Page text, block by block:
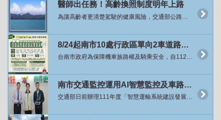
醫師出任務！高齡換照制度明年上路
8/24起南市10處行政區單向2車道路段開放機車行駛內側車道及不強制二段式左轉
台南市政府為保障機車族路權及騎乘安全，自112年10月起針對單向2車道路型內側仍禁行機車道路展開專案檢討，迄今已將16條路段原有禁行機慢車標字刨除並移除兩段式左轉牌面，讓機車可以騎乘內側車道並依需求選擇左轉方式，經分析開放路段的交通事故並未明顯增加，且用路人普遍反映良好，為利道路行車管制的一致性及用路人易於辨識，針對目前已開放的10處行政區(原六區加永康區、仁德區、歸仁區與關廟區)內所有單向兩車道路段，自8月24日起將一次性全面開放，同時也保留原機車二段式左轉待轉區。 交通局局長王銘德指出，從去年10月起逐步推動開放單向2車道機車行駛內側車道及取消強制機車二段式左轉的試辦計畫，已實施的16條路段總長32.4公里共計384個路口，因開放路段長度與路口已達一定數量，各種路段型態、路口管制方式、特殊路口等均已有涵蓋，且經過相關成效評估，整體而言單向2車道路型內側車道開放機車騎乘、路口直接左轉並未明顯增加道路行車風險。 局長王銘德表示，市長黃偉哲在道安會報指示該專案檢討如評估無增加交通安全疑慮時應加速、擴大來做開放，交通局檢討已開放的10處行政區目前剩36條道路尚未開放，將自8月24日起全面開放，交通局將提前兩周派工移除36條路段上的強制機車兩段式左轉標誌，並增設相關指示牌面，從24日凌晨開始機車即可行駛上述道路內側車道，並於路口選擇於內側車道直接左轉或於外側車道進行二段式左轉，禁行機慢車標字預計113年底前完成刨除，標字未完全刨除前警察局亦將配合在開放路段不舉發違規行駛禁行機慢車道。 局長王銘德表示，檢討本市其它行政區尚有15區共27條路段仍屬單向2車道路型且內側禁行機車、管制路口應二段式左轉，考量路段分散且交通特性(如整體車流量、運具使用年齡等)與都會區略有差異，將再持續與地方溝通後續推動辦理方式。 交通管制科科長方川和表示，上述10行政區內除市府主管道路外尚有公路局及工業園區權管道路，永康區台20線的中山南、北路公路局新化工務段刻正辦理路面更新及標線重繪，將併入本次36條路段內同步於8月24日起開放，另工業園區道路權管單位原則上同意配合市府政策，惟涉及工程經費等因素無法配合於8月24日同步開放，交通局將再與各路權單位溝通後續推動時程，因此交通局特別提醒用路人行經台南產業園區(科工區)、新吉工業區、永康科技工業園區、安平工業區等4處園區內道路仍應遵循道路上實際交通設施之管制方式來騎乘與左轉彎。 各工業園區權管道路範圍內屬單向2車道路段： 台南產業園區(科工區)：科技五路、工業二路、工業五路、工業六路。 新吉工業區：新吉一路、新吉二路、新吉三路、新吉五路、新吉六路、安新一路、安新二路、安新三路、安新五路、安新六路。 永康科技工業園區：永科環路、永科東路、永科五路。 安平工業區：新平路、新樂路、新信路。
南市交通監控運用AI智慧監控及車路聯網應用系統成果獲肯定 榮獲「智慧運輸系統建設發展計畫」評鑑佳作及2023雲端物聯網創新獎「優良應用獎」雙獎
交通部日前辦理111年度「智慧運輸系統建設發展計畫」評鑑，市府交通局辦理「111年度AI影像辨識之智慧交通管理系統」獲頒評鑑佳作；又台灣雲端物聯網產業協會之2023雲端物聯網創新獎，交通局辦理「臺南市緊急車輛優先號誌計畫」亦獲得「優良應用獎」之肯定。今（2）日在市政會議上由局長王銘德獻雙獎，市長黃偉哲讚揚交通局團隊創新傑出的表現，勉勵交通局持續運用智慧科技管理交通政策，以打造舒適的交通環境。 市長黃偉哲表示，為提供市民出行的便利，降低因道路壅塞帶來的不適，並提升緊急救護的效率，交通局在112年於安定交流道周邊市道178線、大灣交流道周邊小東路與復興路路段施行AI智慧車流辨識及號誌管理策略，完成智慧動態號誌系統建置；並於成大醫院至奇美醫院間路段、安南醫院周邊建置緊急車輛優先號誌，讓救護車優先安全通過路口。交通局積極以創新智慧科技來管理交通問題，期藉由科技方法改善道路壅塞問題，提升道路服務水準，增進救援效率。 交通局局長王銘德表示，為提升本市交通智慧管理效率，交通局導入AI影像辨識技術應用於交通管理，透過設置智慧動態號誌系統，即時判讀壅塞路段與方向，自動調整交通號誌時制，112年度於安定、大灣交流道周邊建置後，平均可節省用路人5%~9%的旅行時間；交通局更建置了國內最大的車輛優先號誌系統，建置了31處緊急車輛優先號誌路口，透過路口及車上設備間感應觸發，讓路口號誌得以變換燈號以利緊急救護車輛通行，平均救護車每趟次旅行時間可減少40秒，有效提升黃金救援時間。 交通局表示，透過「AI影像辨識智慧交通管理系統」之智慧化交通管理策略將可改善壅塞問題，並提升道路使用效率與安全性，113年度將規劃於永康、仁德交流道周邊進行智慧號誌建置計畫，未來也將持續把AI車流辨識和智慧動態號誌推廣到其他適合實施路段，以創造一個智慧、便捷、綠能的宜居城市。